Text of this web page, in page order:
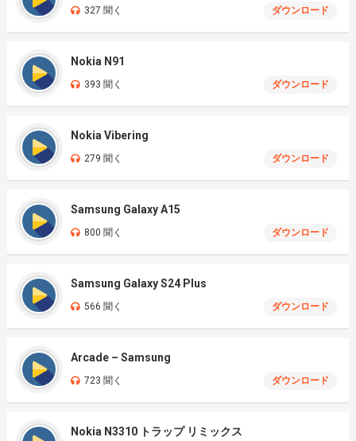
327 聞く ダウンロード
Nokia N91
393 聞く ダウンロード
Nokia Vibering
279 聞く ダウンロード
Samsung Galaxy A15
800 聞く ダウンロード
Samsung Galaxy S24 Plus
566 聞く ダウンロード
Arcade – Samsung
723 聞く ダウンロード
Nokia N3310 トラップ リミックス